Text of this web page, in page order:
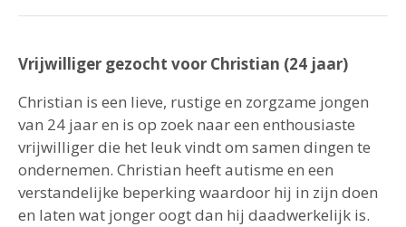
Vrijwilliger gezocht voor Christian (24 jaar)
Christian is een lieve, rustige en zorgzame jongen
van 24 jaar en is op zoek naar een enthousiaste
vrijwilliger die het leuk vindt om samen dingen te
ondernemen. Christian heeft autisme en een
verstandelijke beperking waardoor hij in zijn doen
en laten wat jonger oogt dan hij daadwerkelijk is.